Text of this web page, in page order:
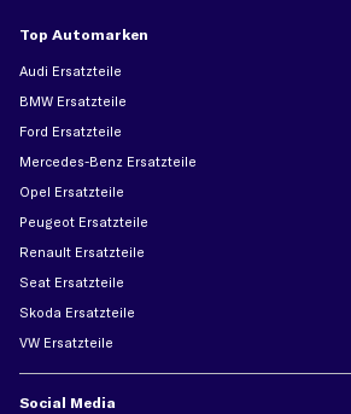
Top Automarken
Audi Ersatzteile
BMW Ersatzteile
Ford Ersatzteile
Mercedes-Benz Ersatzteile
Opel Ersatzteile
Peugeot Ersatzteile
Renault Ersatzteile
Seat Ersatzteile
Skoda Ersatzteile
VW Ersatzteile
Social Media